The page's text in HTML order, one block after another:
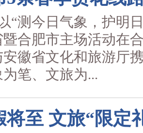
“测今日气象，护明
合肥市主场活动在
徽省文化和旅游厅
笔、文旅为...
将至 文旅“限定